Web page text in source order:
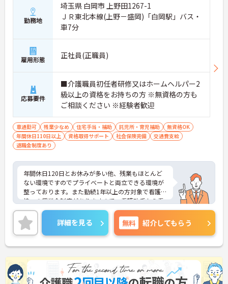
勤務地
埼玉県 白岡市 上野田1267-1
ＪＲ東北本線(上野－盛岡)「白岡駅」バス・
車7分
雇用形態 正社員(正職員)
応募要件
■介護職員初任者研修又はホームヘルパー2
級以上の資格をお持ちの方 ※無資格の方も
ご相談ください ※経験者歓迎
車通勤可 残業少なめ 住宅手当・補助 託児所・育児補助
無資格OK
年間休日110日以上
資格取得サポート 社会保険完備
交通費支給
退職金制度あり
年間休日120日とお休みが多い他、残業もほとんど
ない環境ですのでプライベートと両立できる環境が
整っております。また勤続1年以上の方対象で看護学
校への奨学金制度がありますので、看護助手から看
護師を目指すことも可能です！
ご興味ある方には、面接対策ポイントなど、さらに
詳細をお話しいたしますのでお気軽にご相談くださ
い。
詳細を見る 無料 紹介してもらう